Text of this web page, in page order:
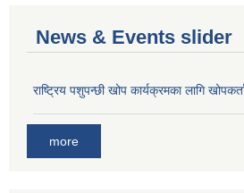
News & Events slider
राष्ट्रिय पशुपन्छी खोप कार्यक्रमका लागि
more